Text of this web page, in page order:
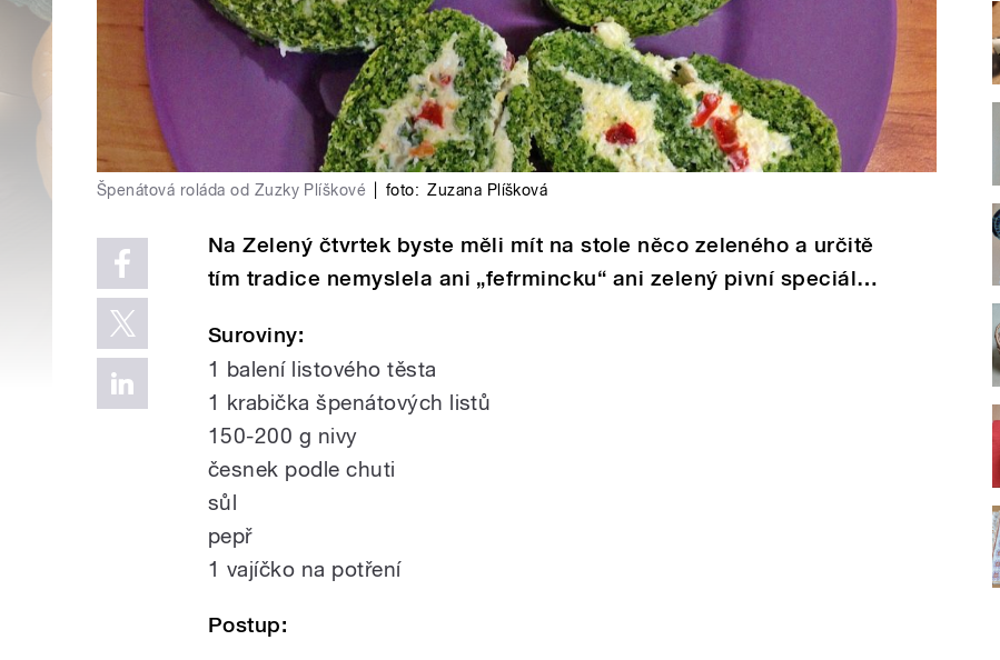
Špenátová roláda od Zuzky Plíškové foto: Zuzana Plíšková
Na Zelený čtvrtek byste měli mít na stole něco zeleného a určitě
tím tradice nemyslela ani „fefrmincku“ ani zelený pivní speciál…
Suroviny:
1 balení listového těsta
1 krabička špenátových listů
150-200 g nivy
česnek podle chuti
sůl
pepř
1 vajíčko na potření
Postup: